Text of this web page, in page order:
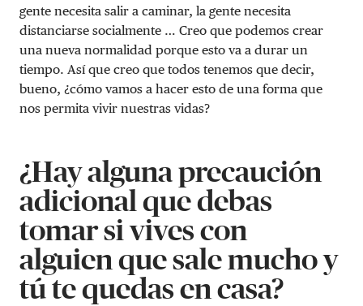
gente necesita salir a caminar, la gente necesita
distanciarse socialmente … Creo que podemos crear
una nueva normalidad porque esto va a durar un
tiempo. Así que creo que todos tenemos que decir,
bueno, ¿cómo vamos a hacer esto de una forma que
nos permita vivir nuestras vidas?
¿Hay alguna precaución
adicional que debas
tomar si vives con
alguien que sale mucho y
tú te quedas en casa?